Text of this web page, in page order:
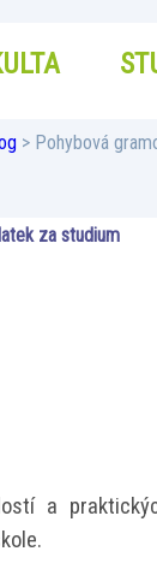
> Pohybová
za studium
a